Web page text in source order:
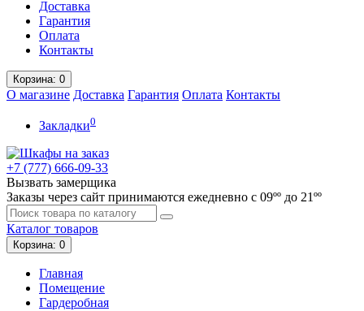
Доставка
Гарантия
Оплата
Контакты
Корзина: 0
О магазине Доставка Гарантия Оплата Контакты
Закладки0
+7 (777) 666-09-33
Вызвать замерщика
Заказы через сайт принимаются ежедневно с 09ºº до 21ºº
Каталог товаров
Корзина: 0
Главная
Помещение
Гардеробная